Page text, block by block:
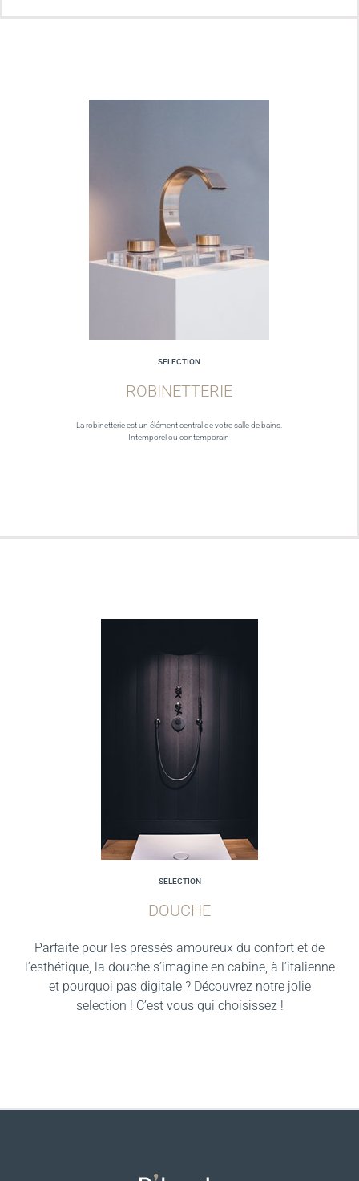
SELECTION
ROBINETTERIE
La robinetterie est un élément central de votre salle de bains.
Intemporel ou contemporain
SELECTION
DOUCHE
Parfaite pour les pressés amoureux du confort et de
l’esthétique, la douche s’imagine en cabine, à l’italienne
et pourquoi pas digitale ? Découvrez notre jolie
selection ! C’est vous qui choisissez !